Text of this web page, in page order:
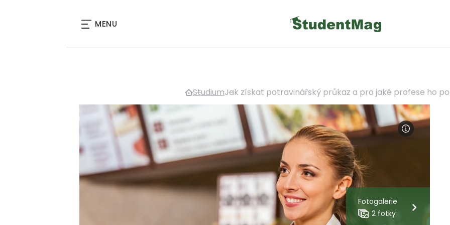
MENU
StudiumJak získat potravinářský průkaz a pro jaké profese ho
Fotogalerie
2 fotky